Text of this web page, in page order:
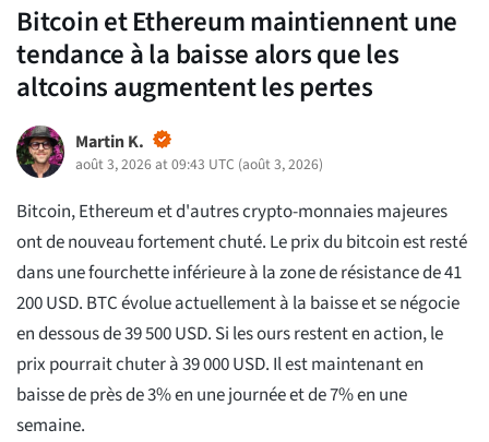
Bitcoin et Ethereum maintiennent une
tendance à la baisse alors que les
altcoins augmentent les pertes
Martin K.
août 3, 2026 at 09:43 UTC (août 3, 2026)
Bitcoin, Ethereum et d'autres crypto-monnaies majeures
ont de nouveau fortement chuté. Le prix du bitcoin est resté
dans une fourchette inférieure à la zone de résistance de 41
200 USD. BTC évolue actuellement à la baisse et se négocie
en dessous de 39 500 USD. Si les ours restent en action, le
prix pourrait chuter à 39 000 USD. Il est maintenant en
baisse de près de 3% en une journée et de 7% en une
semaine.